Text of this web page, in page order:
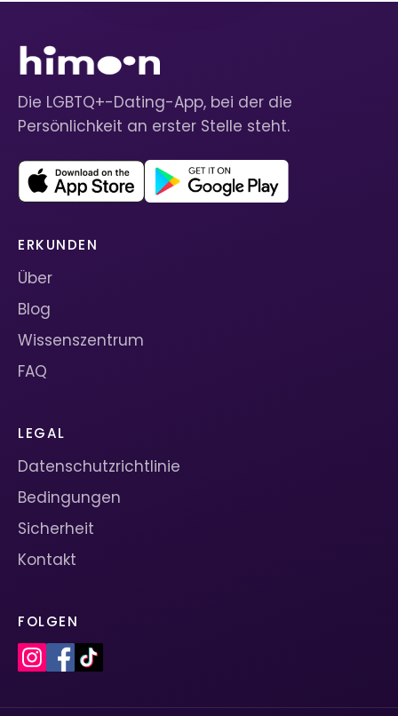
Die LGBTQ+-Dating-App, bei der die
Persönlichkeit an erster Stelle steht.
ERKUNDEN
Über
Blog
Wissenszentrum
FAQ
LEGAL
Datenschutzrichtlinie
Bedingungen
Sicherheit
Kontakt
FOLGEN